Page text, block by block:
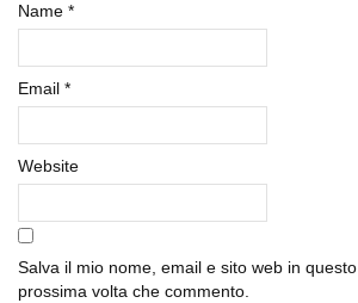
Name *
Email *
Website
Salva il mio nome, email e sito web in
prossima volta che commento.